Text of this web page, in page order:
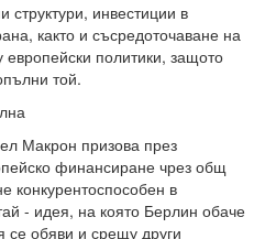
инвестиции в
както и съсредоточаване на
европейски политики, защото
той.
Макрон призова през
финансиране чрез общ
конкурентоспособен в
- идея, на която Берлин обаче
се обяви и срещу други